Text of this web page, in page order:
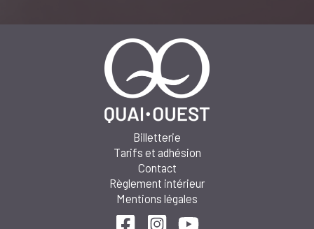
Billetterie
Tarifs et adhésion
Contact
Règlement intérieur
Mentions légales